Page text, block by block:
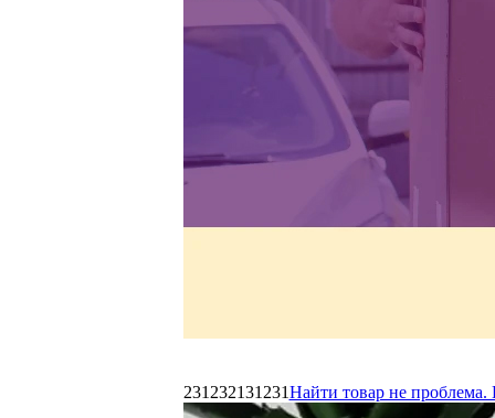
231232131231Найти товар не проблема.